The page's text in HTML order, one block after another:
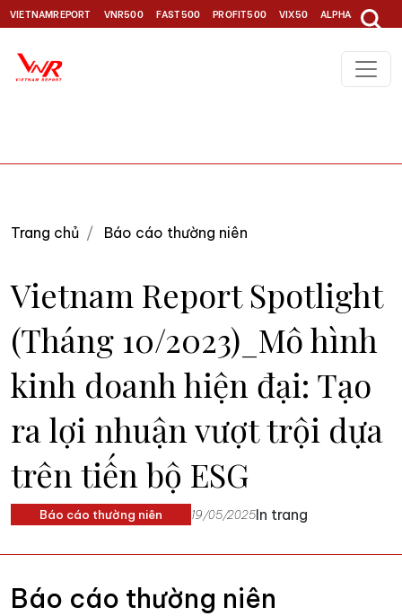
VIETNAMREPORT VNR500 FAST500 PROFIT500 VIX50 ALPHA30
Trang chủ Báo cáo thường niên
Vietnam Report Spotlight
(Tháng 10/2023)_Mô hình
kinh doanh hiện đại: Tạo
ra lợi nhuận vượt trội dựa
trên tiến bộ ESG
Báo cáo thường niên 19/05/2025In trang
Báo cáo thường niên